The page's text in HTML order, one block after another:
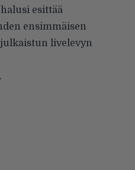
esittää
ensimmäisen
livelevyn